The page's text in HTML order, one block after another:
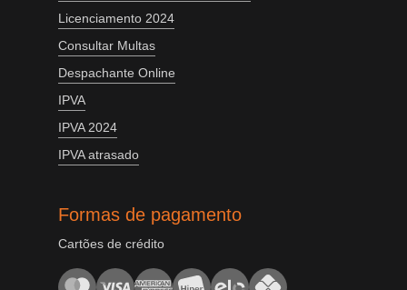
Licenciamento 2024
Consultar Multas
Despachante Online
IPVA
IPVA 2024
IPVA atrasado
Formas de pagamento
Cartões de crédito